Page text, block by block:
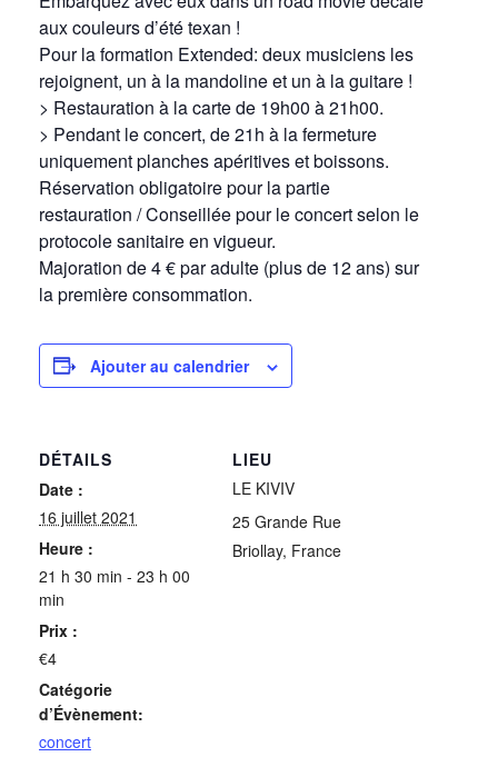
aux couleurs d’été texan !
Pour la formation Extended: deux musiciens les
rejoignent, un à la mandoline et un à la guitare !
> Restauration à la carte de 19h00 à 21h00.
> Pendant le concert, de 21h à la fermeture
uniquement planches apéritives et boissons.
Réservation obligatoire pour la partie
restauration / Conseillée pour le concert selon le
protocole sanitaire en vigueur.
Majoration de 4 € par adulte (plus de 12 ans) sur
la première consommation.
Ajouter au calendrier
DÉTAILS
Date :
16 juillet 2021
Heure :
21 h 30 min - 23 h 00
min
Prix :
€4
Catégorie
d’Évènement:
concert
LIEU
LE KIVIV
25 Grande Rue
Briollay, France